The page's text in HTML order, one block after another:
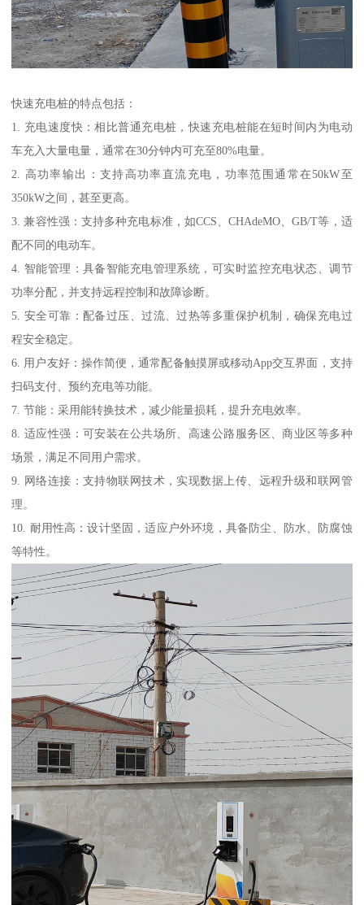
快速充电桩的特点包括：
1. 充电速度快：相比普通充电桩，快速充电桩能在短时间内为电动
车充入大量电量，通常在30分钟内可充至80%电量。
2. 高功率输出：支持高功率直流充电，功率范围通常在50kW至
350kW之间，甚至更高。
3. 兼容性强：支持多种充电标准，如CCS、CHAdeMO、GB/T等，适
配不同的电动车。
4. 智能管理：具备智能充电管理系统，可实时监控充电状态、调节
功率分配，并支持远程控制和故障诊断。
5. 安全可靠：配备过压、过流、过热等多重保护机制，确保充电过
程安全稳定。
6. 用户友好：操作简便，通常配备触摸屏或移动App交互界面，支持
扫码支付、预约充电等功能。
7. 节能：采用能转换技术，减少能量损耗，提升充电效率。
8. 适应性强：可安装在公共场所、高速公路服务区、商业区等多种
场景，满足不同用户需求。
9. 网络连接：支持物联网技术，实现数据上传、远程升级和联网管
理。
10. 耐用性高：设计坚固，适应户外环境，具备防尘、防水、防腐蚀
等特性。